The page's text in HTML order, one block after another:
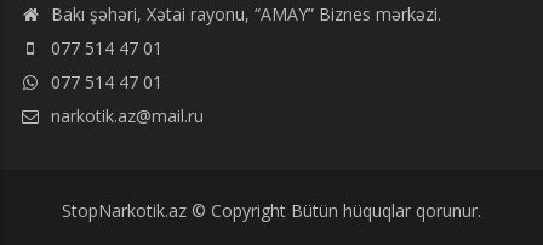
Bakı şəhəri, Xətai rayonu, “AMAY” Biznes mərkəzi.
077 514 47 01
077 514 47 01
narkotik.az@mail.ru
StopNarkotik.az © Copyright Bütün hüquqlar qorunur.